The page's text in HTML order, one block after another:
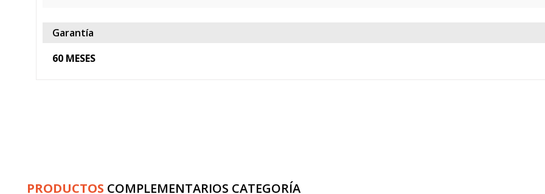
Garantía
60 MESES
PRODUCTOS COMPLEMENTARIOS CATEGORÍA